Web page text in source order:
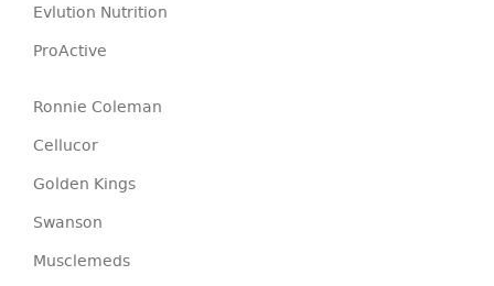
Evlution Nutrition
ProActive
Ronnie Coleman
Cellucor
Golden Kings
Swanson
Musclemeds